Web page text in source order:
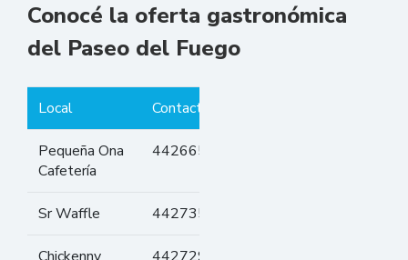
Conocé la oferta gastronómica
del Paseo del Fuego
Local Contacto
Pequeña Ona
Cafetería
442665
Sr Waffle 442735